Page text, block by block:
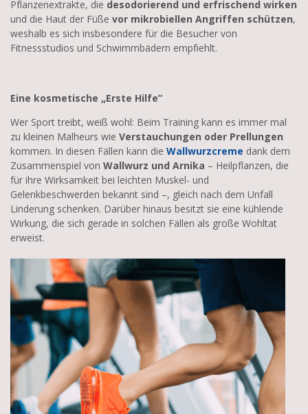
Pflanzenextrakte, die desodorierend und erfrischend wirken
und die Haut der Füße vor mikrobiellen Angriffen schützen,
weshalb es sich insbesondere für die Besucher von
Fitnessstudios und Schwimmbädern empfiehlt.
Eine kosmetische „Erste Hilfe”
Wer Sport treibt, weiß wohl: Beim Training kann es immer mal
zu kleinen Malheurs wie Verstauchungen oder Prellungen
kommen. In diesen Fällen kann die Wallwurzcreme dank dem
Zusammenspiel von Wallwurz und Arnika – Heilpflanzen, die
für ihre Wirksamkeit bei leichten Muskel- und
Gelenkbeschwerden bekannt sind –, gleich nach dem Unfall
Linderung schenken. Darüber hinaus besitzt sie eine kühlende
Wirkung, die sich gerade in solchen Fällen als große Wohltat
erweist.